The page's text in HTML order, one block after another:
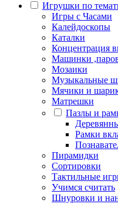
Игрушки по
Игры с Часами
Калейдоскопы
Каталки
Концентрация
Машинки
Мозаики
Музыкальные
Мячики и
Матрешки
Пазлы и
Рамки
Пирамидки
Сортировки
Тактильные
Учимся считать
Шнуровки и